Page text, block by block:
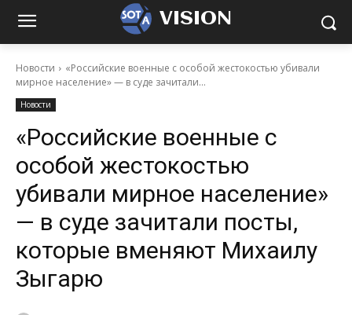
VISION
Новости
«Российские военные с особой жестокостью убивали
мирное население» — в суде зачитали...
Новости
«Российские военные с
особой жестокостью
убивали мирное население»
— в суде зачитали посты,
которые вменяют Михаилу
Зыгарю